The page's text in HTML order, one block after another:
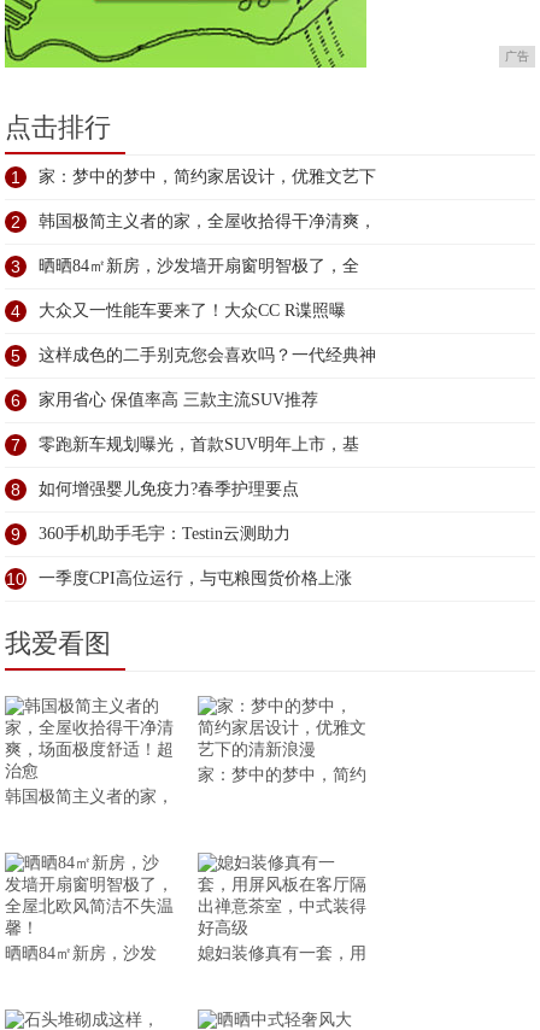
广告
点击排行
1 家：梦中的梦中，简约家居设计，优雅文艺下
2 韩国极简主义者的家，全屋收拾得干净清爽，
3 晒晒84㎡新房，沙发墙开扇窗明智极了，全
4 大众又一性能车要来了！大众CC R谍照曝
5 这样成色的二手别克您会喜欢吗？一代经典神
6 家用省心 保值率高 三款主流SUV推荐
7 零跑新车规划曝光，首款SUV明年上市，基
8 如何增强婴儿免疫力?春季护理要点
9 360手机助手毛宇：Testin云测助力
10 一季度CPI高位运行，与屯粮囤货价格上涨
我爱看图
韩国极简主义者的家，
家：梦中的梦中，简约
晒晒84㎡新房，沙发 媳妇装修真有一套，用